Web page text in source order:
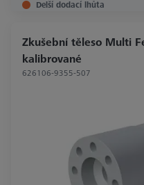
Delší dodací lhůta
Zkušební těleso Multi
kalibrované
626106-9355-507